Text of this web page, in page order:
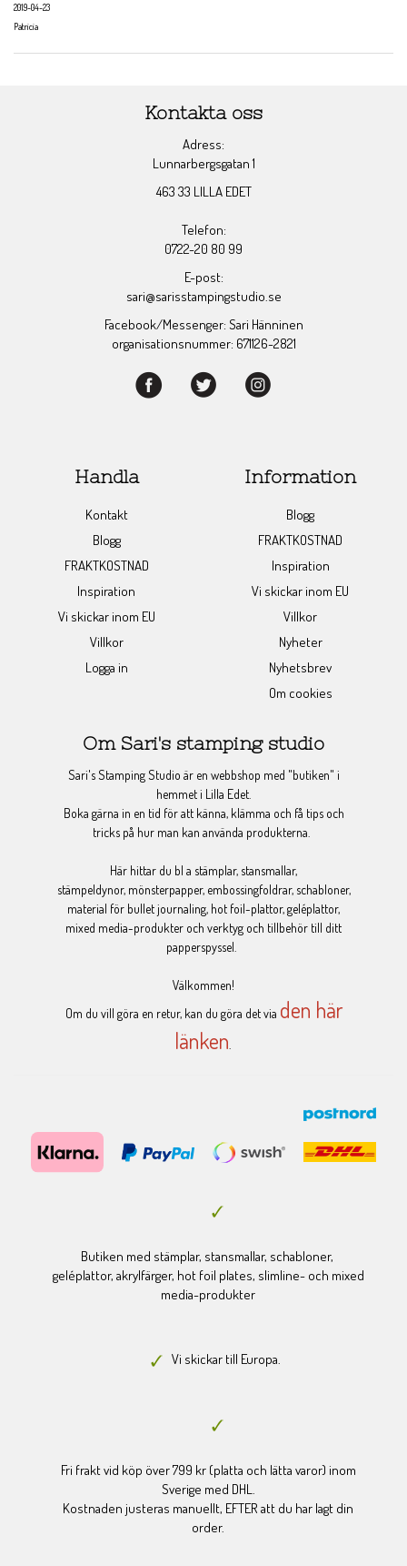
2019-04-23
Patricia
Kontakta oss
Adress:
Lunnarbergsgatan 1
463 33 LILLA EDET
Telefon:
0722-20 80 99
E-post:
sari@sarisstampingstudio.se
Facebook/Messenger: Sari Hänninen
organisationsnummer: 671126-2821
Handla
Kontakt
Blogg
FRAKTKOSTNAD
Inspiration
Vi skickar inom EU
Villkor
Logga in
Information
Blogg
FRAKTKOSTNAD
Inspiration
Vi skickar inom EU
Villkor
Nyheter
Nyhetsbrev
Om cookies
Om Sari's stamping studio
Sari's Stamping Studio är en webbshop med "butiken" i
hemmet i Lilla Edet.
Boka gärna in en tid för att känna, klämma och få tips och
tricks på hur man kan använda produkterna.
Här hittar du bl a stämplar, stansmallar,
stämpeldynor, mönsterpapper, embossingfoldrar, schabloner,
material för bullet journaling, hot foil-plattor, geléplattor,
mixed media-produkter och verktyg och tillbehör till ditt
papperspyssel.
Välkommen!
Om du vill göra en retur, kan du göra det via den här
länken
Butiken med stämplar, stansmallar, schabloner,
geléplattor, akrylfärger, hot foil plates, slimline- och mixed
media-produkter
Vi skickar till Europa.
Fri frakt vid köp över 799 kr (platta och lätta varor) inom
Sverige med DHL.
Kostnaden justeras manuellt, EFTER att du har lagt din
order.